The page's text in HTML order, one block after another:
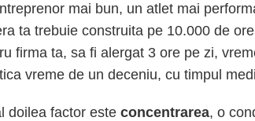
mai bun, un atlet mai
ta trebuie construita pe 10.000 de
firma ta, sa fi alergat 3 ore pe zi,
vreme de un deceniu, cu timpul
doilea factor este concentrarea, o